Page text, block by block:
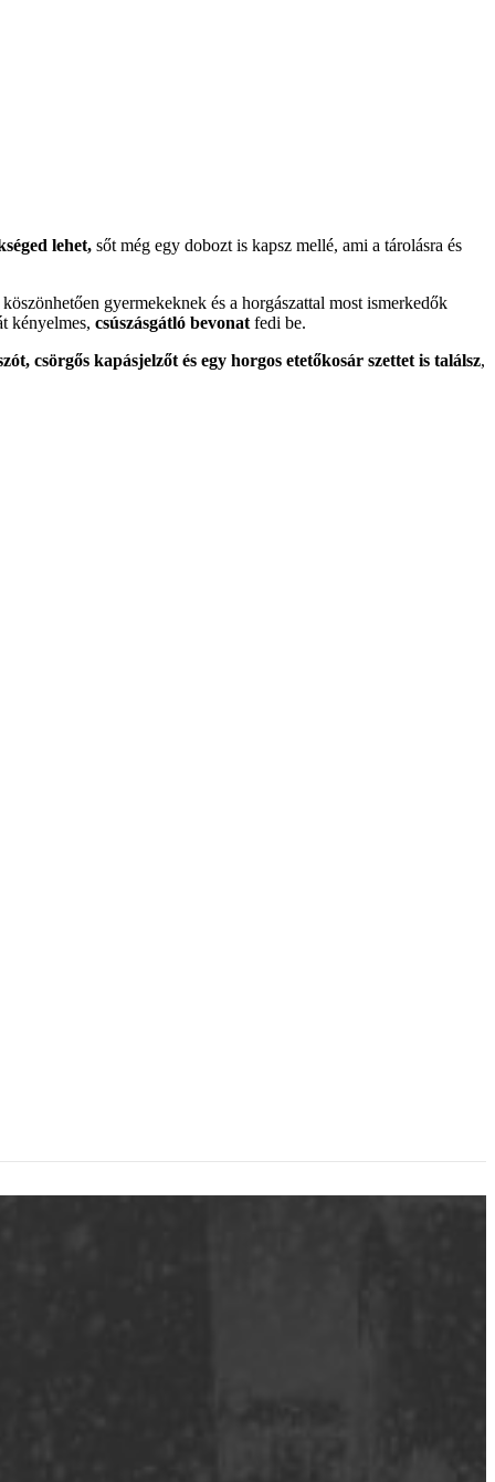
lehet, sőt még egy dobozt is kapsz mellé, ami a tárolásra és
gyermekeknek és a horgászattal most ismerkedők
kényelmes, csúszásgátló bevonat fedi be.
csörgős kapásjelzőt és egy horgos etetőkosár szettet is találsz,